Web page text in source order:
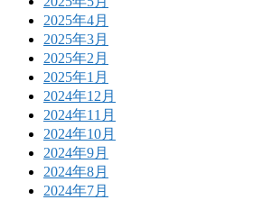
2025年4月
2025年3月
2025年2月
2025年1月
2024年12月
2024年11月
2024年10月
2024年9月
2024年8月
2024年7月